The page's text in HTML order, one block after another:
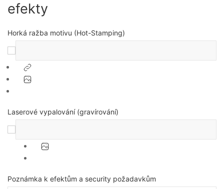
efekty
Horká ražba motivu (Hot-Stamping)
Laserové vypalování (gravírování)
Poznámka k efektům a security požadavkům